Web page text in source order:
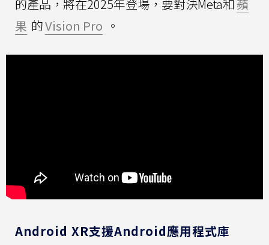
的產品，將在2025年登場，要對決Meta和蘋
果 的Vision Pro 。
Android XR支援Android應用程式庫